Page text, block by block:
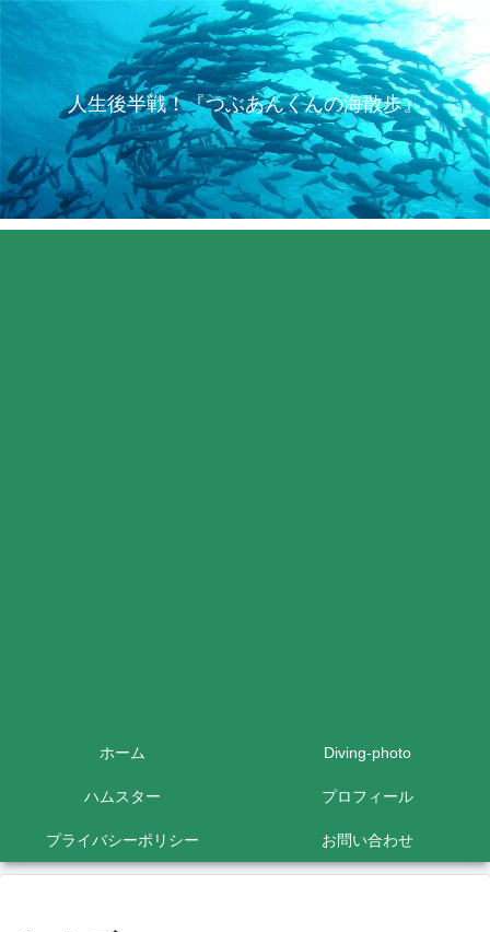
人生後半戦！『つぶあんくんの海散歩』
ホーム Diving-photo
ハムスター プロフィール
プライバシーポリシー お問い合わせ